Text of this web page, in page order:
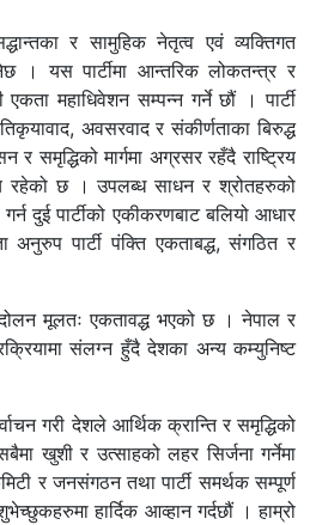
र सामुहिक नेतृत्व एवं व्यक्तिगत
। यस पार्टीमा आन्तरिक लोकतन्त्र र
महाधिवेशन सम्पन्न गर्ने छौं । पार्टी
अवसरवाद र संकीर्णताका बिरुद्ध
र समृद्धिको मार्गमा अग्रसर रहँदै राष्ट्रिय
रहेको छ । उपलब्ध साधन र श्रोतहरुको
दुई पार्टीको एकीकरणबाट बलियो आधार
पार्टी पंक्ति एकताबद्ध, संगठित र
मूलतः एकतावद्ध भएको छ । नेपाल र
संलग्न हुँदै देशका अन्य कम्युनिष्ट
गरी देशले आर्थिक क्रान्ति र समृद्धिको
खुशी र उत्साहको लहर सिर्जना गर्नेमा
र जनसंगठन तथा पार्टी समर्थक सम्पूर्ण
हार्दिक आव्हान गर्दछौं । हाम्रो